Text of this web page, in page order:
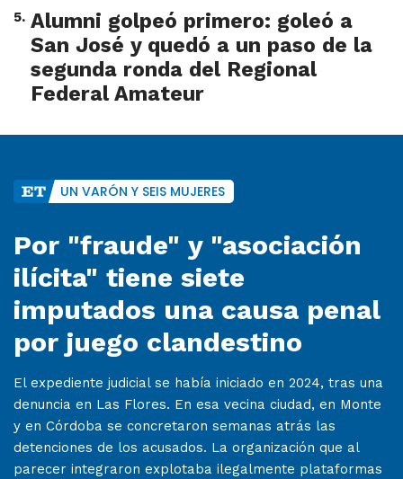
5. Alumni golpeó primero: goleó a
San José y quedó a un paso de la
segunda ronda del Regional
Federal Amateur
UN VARÓN Y SEIS MUJERES
Por "fraude" y "asociación
ilícita" tiene siete
imputados una causa penal
por juego clandestino
El expediente judicial se había iniciado en 2024, tras una
denuncia en Las Flores. En esa vecina ciudad, en Monte
y en Córdoba se concretaron semanas atrás las
detenciones de los acusados. La organización que al
parecer integraron explotaba ilegalmente plataformas